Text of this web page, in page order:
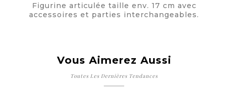
Figurine articulée taille env. 17 cm avec
accessoires et parties interchangeables.
Vous Aimerez Aussi
Toutes Les Dernières Tendances